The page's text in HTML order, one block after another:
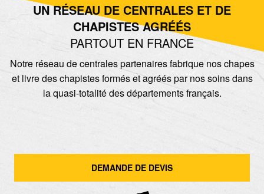
UN RÉSEAU DE CENTRALES ET DE
CHAPISTES AGRÉÉS
PARTOUT EN FRANCE
Notre réseau de centrales partenaires fabrique nos chapes
et livre des chapistes formés et agréés par nos soins dans
la quasi-totalité des départements français.
DEMANDE DE DEVIS